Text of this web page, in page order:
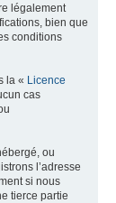
légalement
bien que
conditions
la « Licence
cas
ou
l’adresse
si nous
tierce partie